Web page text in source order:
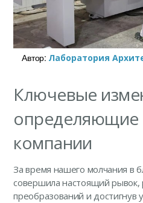
Автор: Лаборатория
Ключевые
определяющие
компании
За время нашего молчания в
совершила настоящий рывок,
преобразований и достигнув